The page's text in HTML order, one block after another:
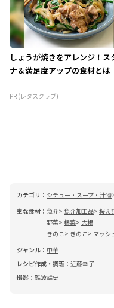
しょうが焼きをアレンジ！ス
ナ＆満足度アップの食材とは
PR (レタスクラブ)
カテゴリ： シチュー・スープ・汁物
主な食材： 魚介 魚介加工品 桜え
野菜 根菜
大根
きのこ
きのこ
マッシ
ジャンル： 中華
レシピ作成・調理： 近藤幸子
撮影： 難波雄史